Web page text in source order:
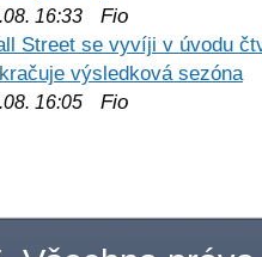
16:33 Fio
Street se vyvíji v úvodu
výsledková sezóna
16:05 Fio